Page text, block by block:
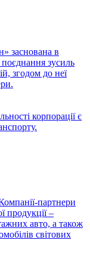
заснована в
зусиль
згодом до неї
корпорації є
партнери
продукції –
авто, а також
світових